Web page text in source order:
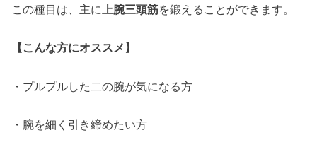
この種目は、主に 上腕三頭筋を鍛えることができます。
【こんな方にオススメ】
・プルプルした二の腕が気になる方
・腕を細く引き締めたい方